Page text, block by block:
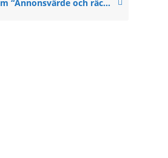
Hur får jag fram “Annonsvärde och räckvidd” i Dashboard?